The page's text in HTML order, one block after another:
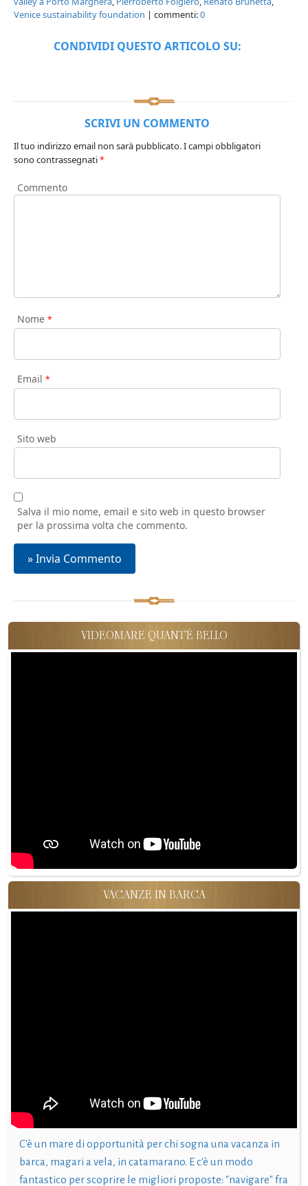
Venice sustainability foundation | commenti:0
CONDIVIDI QUESTO ARTICOLO SU:
SCRIVI UN COMMENTO
Il tuo indirizzo email non sarà pubblicato.I campi obbligatori
sono contrassegnati*
Commento
Nome *
Email *
Sito web
Salva il mio nome, email e sito web in questo browser
per la prossima volta che commento.
VIDEOMARE QUANT'È BELLO
VACANZE IN BARCA
C'è un mare di opportunità per chi sogna una vacanza in
barca, magari a vela, in catamarano. E c'è un modo
fantastico per scoprire le migliori proposte: "navigare" fra